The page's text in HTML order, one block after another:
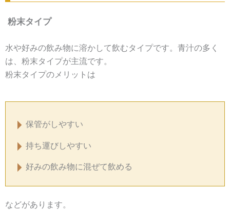
粉末タイプ
水や好みの飲み物に溶かして飲むタイプです。青汁の多く
は、粉末タイプが主流です。
粉末タイプのメリットは
保管がしやすい
持ち運びしやすい
好みの飲み物に混ぜて飲める
などがあります。